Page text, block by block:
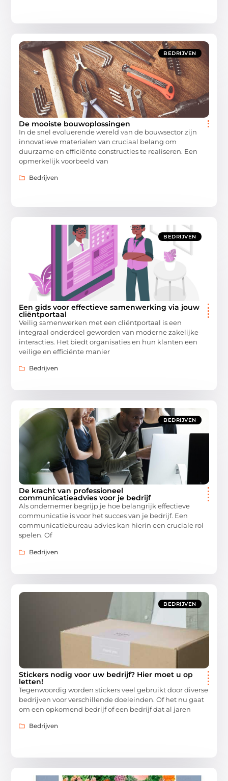
BEDRIJVEN
De mooiste bouwoplossingen
In de snel evoluerende wereld van de bouwsector zijn
innovatieve materialen van cruciaal belang om
duurzame en efficiënte constructies te realiseren. Een
opmerkelijk voorbeeld van
Bedrijven
BEDRIJVEN
Een gids voor effectieve samenwerking via jouw
cliëntportaal
Veilig samenwerken met een cliëntportaal is een
integraal onderdeel geworden van moderne zakelijke
interacties. Het biedt organisaties en hun klanten een
veilige en efficiënte manier
Bedrijven
BEDRIJVEN
De kracht van professioneel
communicatieadvies voor je bedrijf
Als ondernemer begrijp je hoe belangrijk effectieve
communicatie is voor het succes van je bedrijf. Een
communicatiebureau advies kan hierin een cruciale rol
spelen. Of
Bedrijven
BEDRIJVEN
Stickers nodig voor uw bedrijf? Hier moet u op
letten!
Tegenwoordig worden stickers veel gebruikt door diverse
bedrijven voor verschillende doeleinden. Of het nu gaat
om een opkomend bedrijf of een bedrijf dat al jaren
Bedrijven